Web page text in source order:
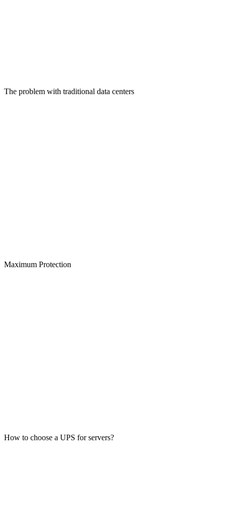
The problem with traditional data centers
Maximum Protection
How to choose a UPS for servers?